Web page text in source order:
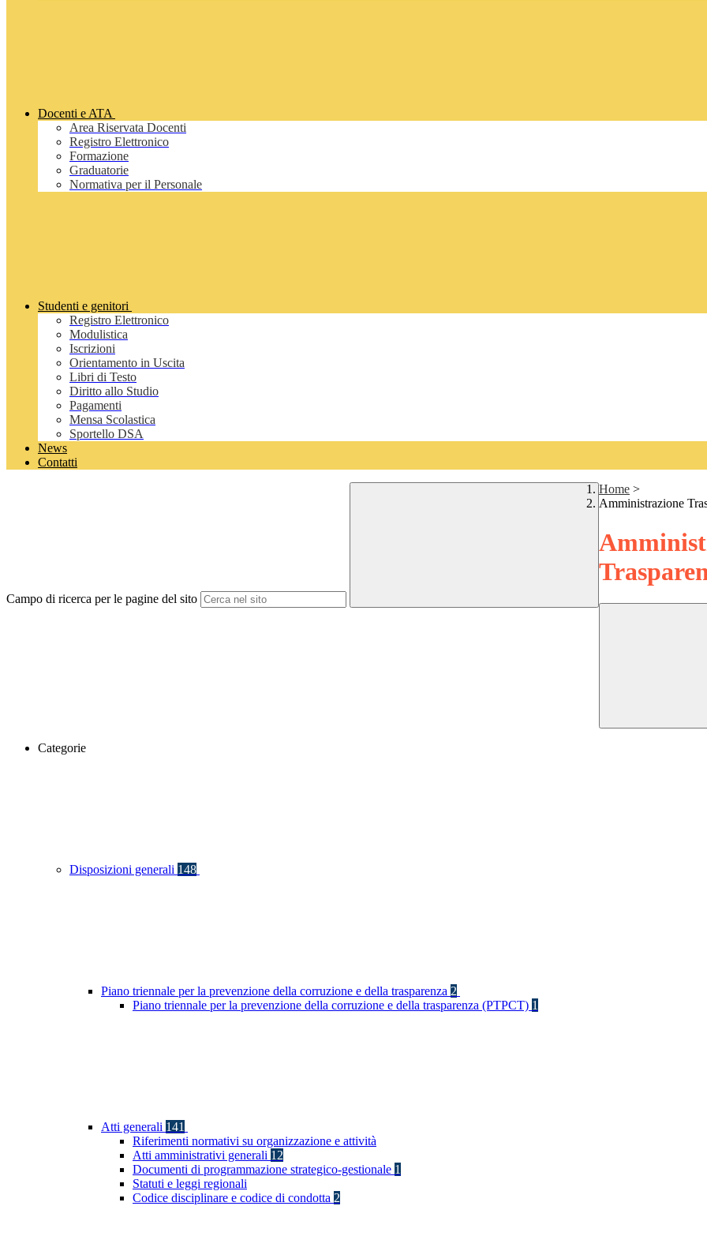
Docenti e ATA
Area Riservata Docenti
Registro Elettronico
Formazione
Graduatorie
Normativa per il Personale
Studenti e genitori
Registro Elettronico
Modulistica
Iscrizioni
Orientamento in Uscita
Libri di Testo
Diritto allo Studio
Pagamenti
Mensa Scolastica
Sportello DSA
News
Contatti
Campo di ricerca per le pagine del sito
Home >
Amministrazione
Categorie
Disposizioni generali 148
Piano triennale per la prevenzione della corruzione e della trasparenza 2
Piano triennale per la prevenzione della corruzione e della trasparenza (PTPCT) 1
Atti generali 141
Riferimenti normativi su organizzazione e attività
Atti amministrativi generali 12
Documenti di programmazione strategico-gestionale 1
Statuti e leggi regionali
Codice disciplinare e codice di condotta 2